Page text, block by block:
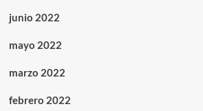
junio 2022
mayo 2022
marzo 2022
febrero 2022